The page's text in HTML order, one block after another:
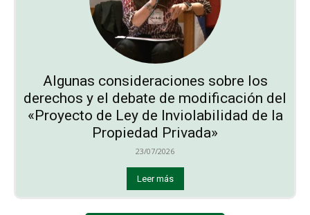
Algunas consideraciones sobre los
derechos y el debate de modificación del
«Proyecto de Ley de Inviolabilidad de la
Propiedad Privada»
23/07/2026
Leer más